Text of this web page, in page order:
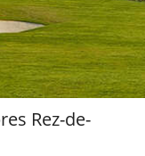
Rez-de-